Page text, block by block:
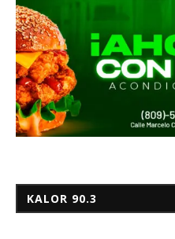
KALOR 90.3